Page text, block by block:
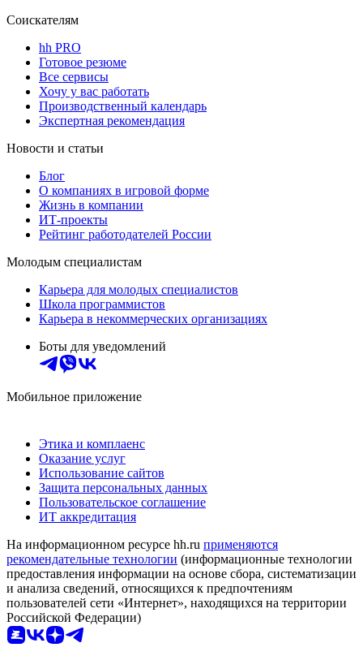
Соискателям
hh PRO
Готовое резюме
Все сервисы
Хочу у вас работать
Производственный календарь
Экспертная рекомендация
Новости и статьи
Блог
О компаниях в игровой форме
Жизнь в компании
ИТ-проекты
Рейтинг работодателей России
Молодым специалистам
Карьера для молодых специалистов
Школа программистов
Карьера в некоммерческих организациях
Боты для уведомлений
Мобильное приложение
Этика и комплаенс
Оказание услуг
Использование сайтов
Защита персональных данных
Пользовательское соглашение
ИТ аккредитация
На информационном ресурсе hh.ru применяются
рекомендательные технологии (информационные технологии
предоставления информации на основе сбора, систематизации
и анализа сведений, относящихся к предпочтениям
пользователей сети «Интернет», находящихся на территории
Российской Федерации)